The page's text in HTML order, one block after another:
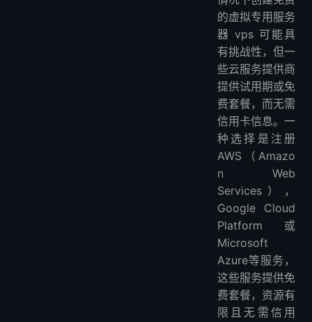
的虚拟专用服务
器 vps 可能具
有挑战性，但一
些云服务提供商
提供试用期或免
费套餐，而无需
信用卡信息。一
种选择是注册
AWS（Amazo
n Web
Services），
Google Cloud
Platform或
Microsoft
Azure等服务，
这些服务提供免
费套餐，资源有
限且无需信用